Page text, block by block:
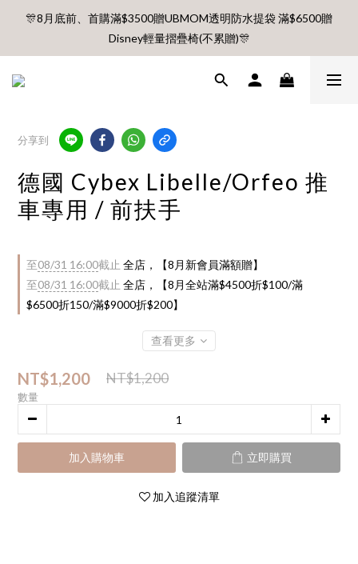
🎊8月底前、首購滿$3500贈UBMOM透明防水提袋 滿$6500贈
Disney輕量摺疊椅(不累贈)🎊
🎊8月底前、首購滿$3500贈UBMOM透明防水提袋 滿$6500贈
Disney輕量摺疊椅(不累贈)🎊
【村却國際溫泉酒店】指定平日免加價升等雙面景觀客房
8月每週五、六、日 新會員 首購免運🔥
🎊8月底前、首購滿$3500贈UBMOM透明防水提袋 滿$6500贈
Disney輕量摺疊椅(不累贈)🎊
分享到
德國 Cybex Libelle/Orfeo 推
車專用 / 前扶手
至08/31 16:00截止 全店，【8月新會員滿額贈】
至08/31 16:00截止 全店，【8月全站滿$4500折$100/滿
$6500折150/滿$9000折$200】
查看更多
NT$1,200 NT$1,200
數量
加入購物車 立即購買
加入追蹤清單